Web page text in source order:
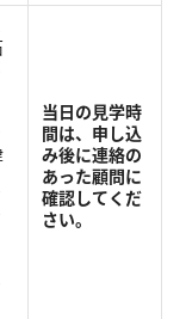
当日の見学時
間は、申し込
み後に連絡の
あった顧問に
確認してくだ
さい。